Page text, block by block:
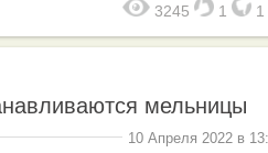
3245 1 1
мельницы
10 Апреля 2022 в